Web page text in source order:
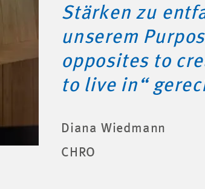
Stärken zu
unserem
opposites to
to live in“
Diana Wiedmann
CHRO